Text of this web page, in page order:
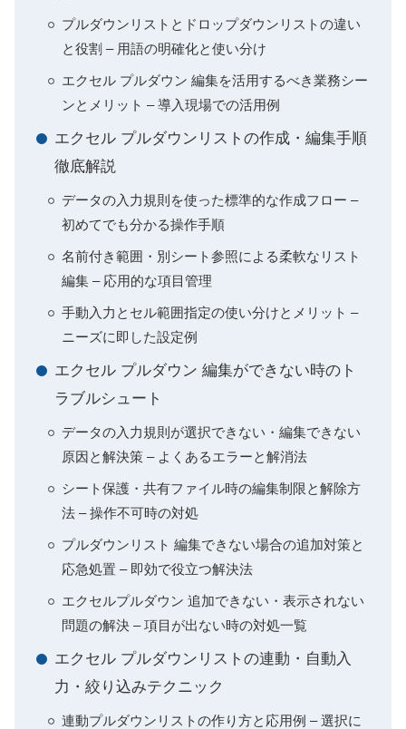
プルダウンリストとドロップダウンリストの違い
と役割 – 用語の明確化と使い分け
エクセル プルダウン 編集を活用するべき業務シー
ンとメリット – 導入現場での活用例
エクセル プルダウンリストの作成・編集手順
徹底解説
データの入力規則を使った標準的な作成フロー –
初めてでも分かる操作手順
名前付き範囲・別シート参照による柔軟なリスト
編集 – 応用的な項目管理
手動入力とセル範囲指定の使い分けとメリット –
ニーズに即した設定例
エクセル プルダウン 編集ができない時のト
ラブルシュート
データの入力規則が選択できない・編集できない
原因と解決策 – よくあるエラーと解消法
シート保護・共有ファイル時の編集制限と解除方
法 – 操作不可時の対処
プルダウンリスト 編集できない場合の追加対策と
応急処置 – 即効で役立つ解決法
エクセルプルダウン 追加できない・表示されない
問題の解決 – 項目が出ない時の対処一覧
エクセル プルダウンリストの連動・自動入
力・絞り込みテクニック
連動プルダウンリストの作り方と応用例 – 選択に